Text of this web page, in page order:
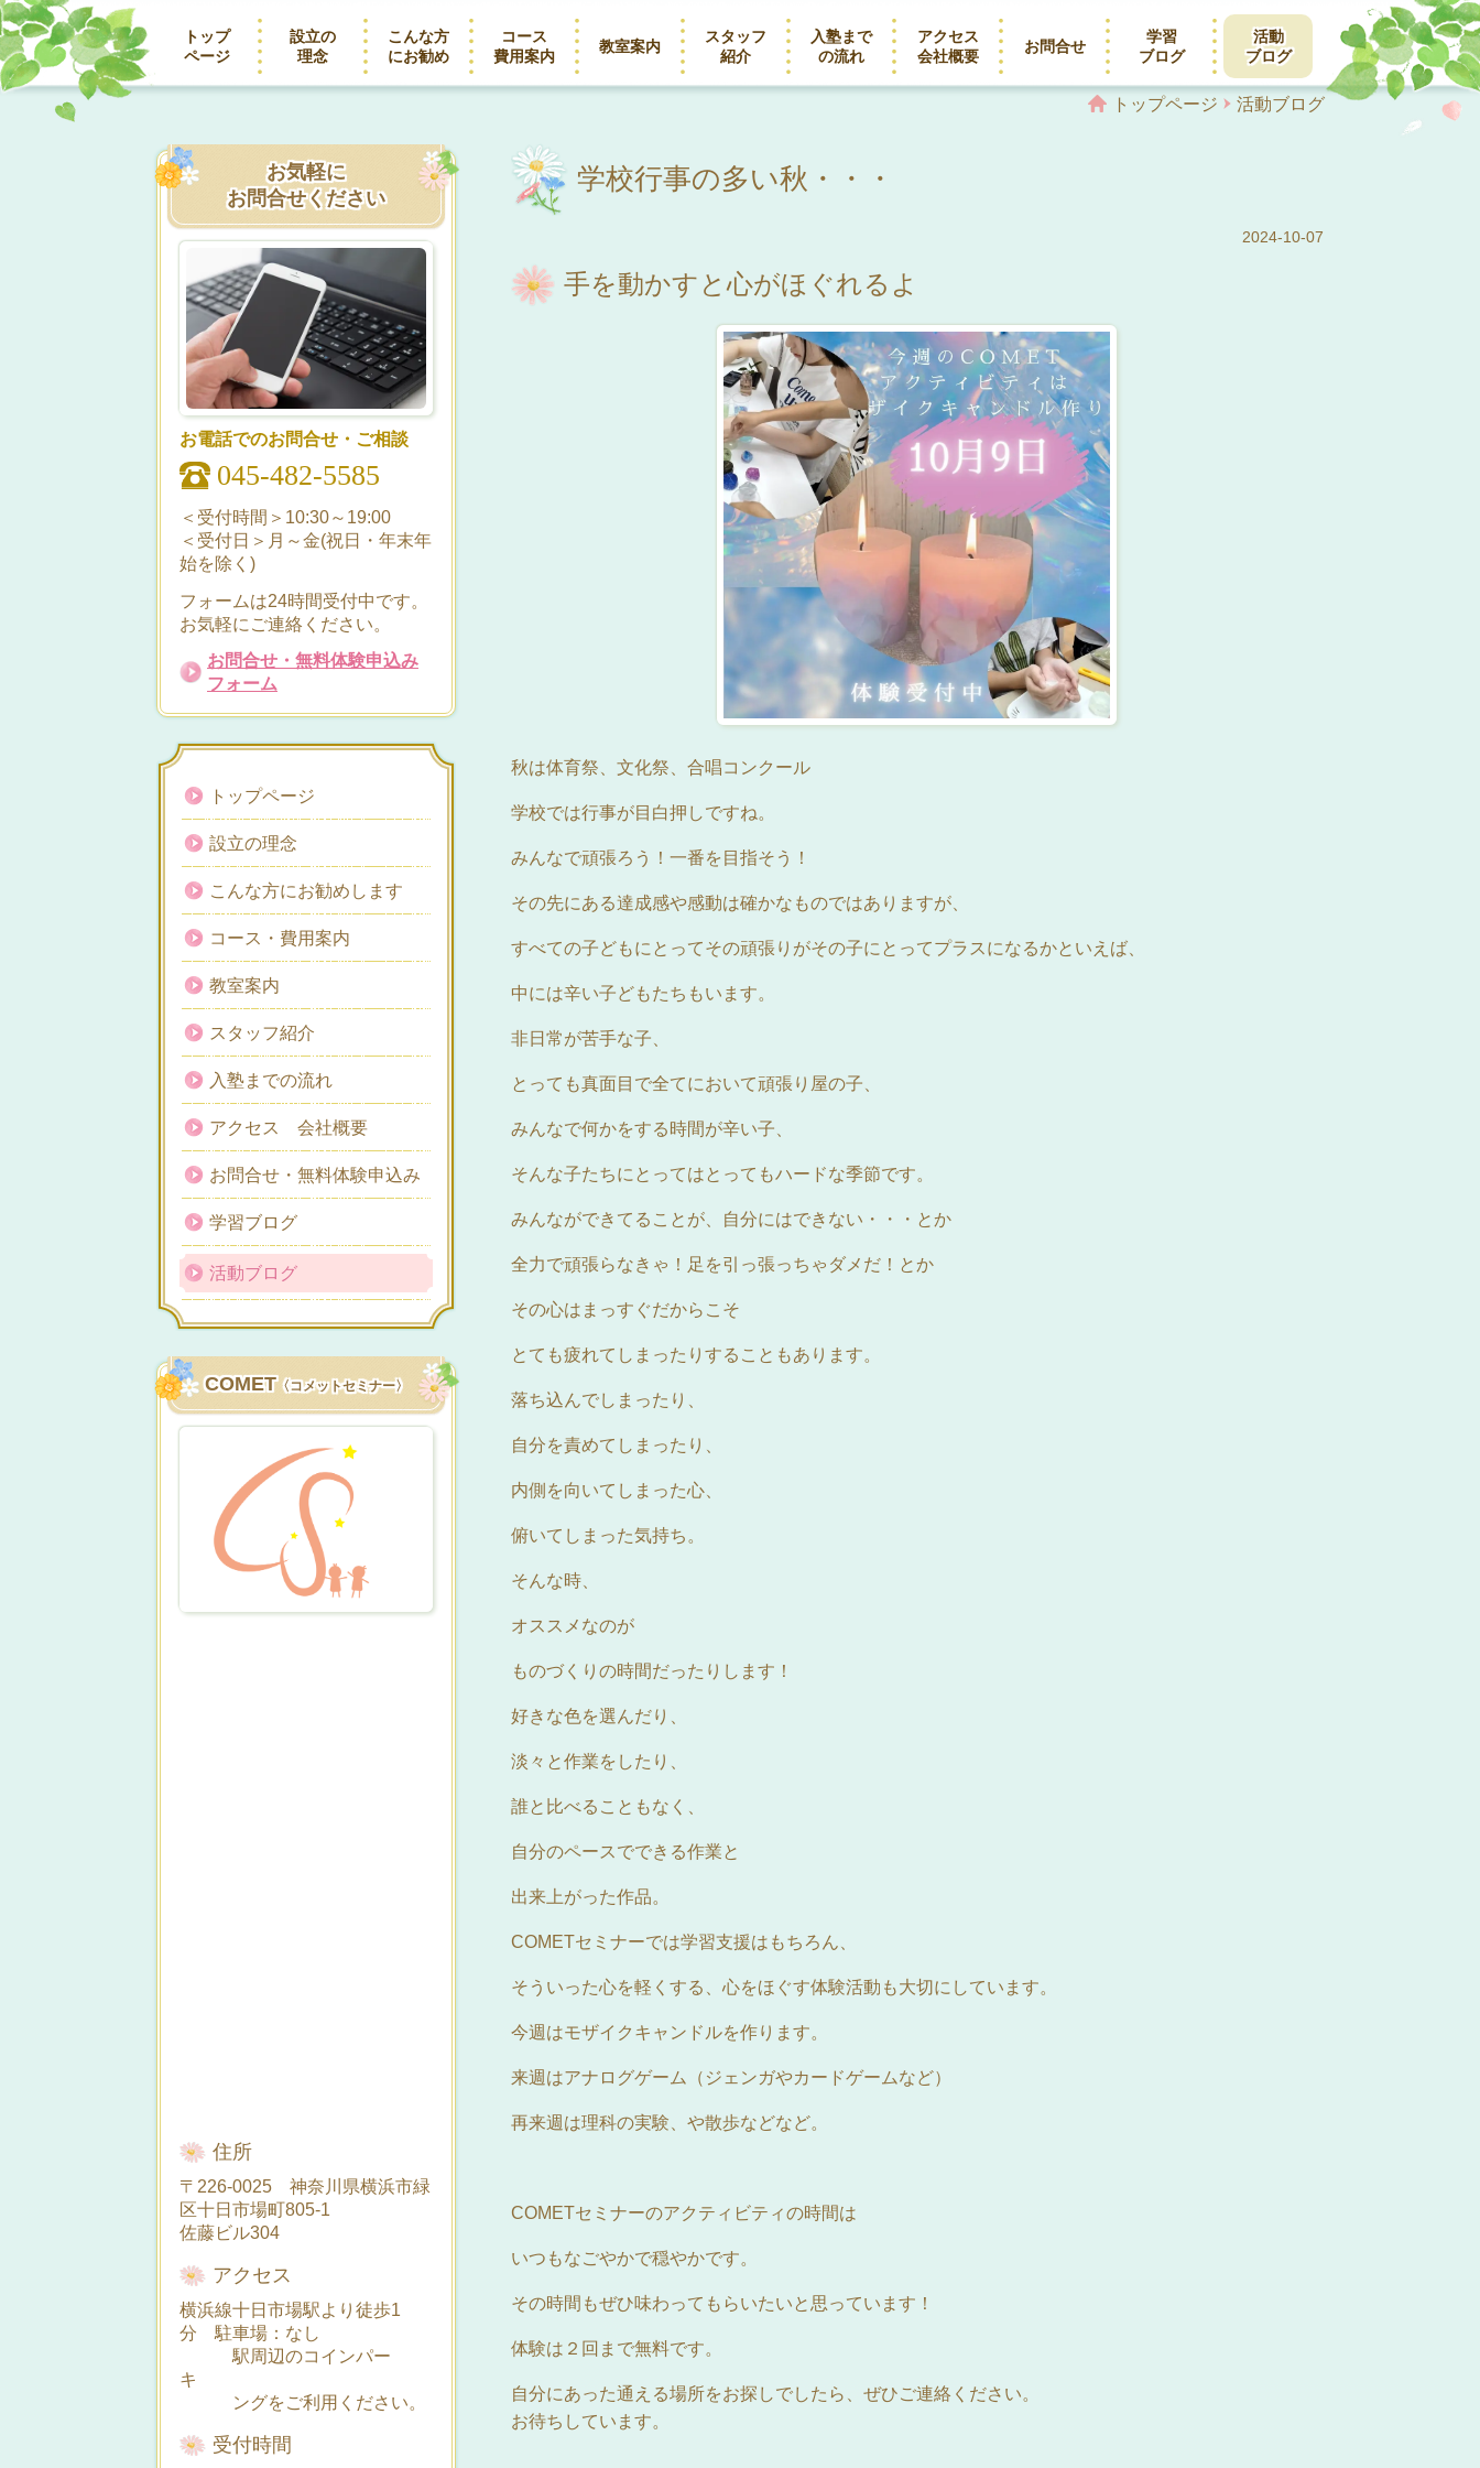
トップ
ページ
設立の
理念
こんな方
にお勧め
コース
費用案内
教室案内
スタッフ
紹介
入塾まで
の流れ
アクセス
会社概要
お問合せ
学習
ブログ
活動
ブログ
トップページ 活動ブログ
学校行事の多い秋・・・
2024-10-07
手を動かすと心がほぐれるよ
秋は体育祭、文化祭、合唱コンクール
学校では行事が目白押しですね。
みんなで頑張ろう！一番を目指そう！
その先にある達成感や感動は確かなものではありますが、
すべての子どもにとってその頑張りがその子にとってプラスになるかといえば、
中には辛い子どもたちもいます。
非日常が苦手な子、
とっても真面目で全てにおいて頑張り屋の子、
みんなで何かをする時間が辛い子、
そんな子たちにとってはとってもハードな季節です。
みんなができてることが、自分にはできない・・・とか
全力で頑張らなきゃ！足を引っ張っちゃダメだ！とか
その心はまっすぐだからこそ
とても疲れてしまったりすることもあります。
落ち込んでしまったり、
自分を責めてしまったり、
内側を向いてしまった心、
俯いてしまった気持ち。
そんな時、
オススメなのが
ものづくりの時間だったりします！
好きな色を選んだり、
淡々と作業をしたり、
誰と比べることもなく、
自分のペースでできる作業と
出来上がった作品。
COMETセミナーでは学習支援はもちろん、
そういった心を軽くする、心をほぐす体験活動も大切にしています。
今週はモザイクキャンドルを作ります。
来週はアナログゲーム（ジェンガやカードゲームなど）
再来週は理科の実験、や散歩などなど。
COMETセミナーのアクティビティの時間は
いつもなごやかで穏やかです。
その時間もぜひ味わってもらいたいと思っています！
体験は２回まで無料です。
自分にあった通える場所をお探しでしたら、ぜひご連絡ください。
お待ちしています。
お気軽に
お問合せください
お電話でのお問合せ・ご相談
045-482-5585
＜受付時間＞10:30～19:00
＜受付日＞月～金(祝日・年末年
始を除く)
フォームは24時間受付中です。
お気軽にご連絡ください。
お問合せ・無料体験申込み
フォーム
トップページ
設立の理念
こんな方にお勧めします
コース・費用案内
教室案内
スタッフ紹介
入塾までの流れ
アクセス 会社概要
お問合せ・無料体験申込み
学習ブログ
活動ブログ
COMET〈コメットセミナー〉
住所
〒226-0025 神奈川県横浜市緑
区十日市場町805-1
佐藤ビル304
アクセス
横浜線十日市場駅より徒歩1
分 駐車場：なし
駅周辺のコインパー
キ
ングをご利用ください。
受付時間